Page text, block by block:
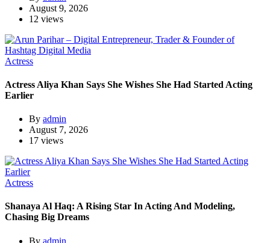
August 9, 2026
12 views
Actress
Actress Aliya Khan Says She Wishes She Had Started Acting
Earlier
By admin
August 7, 2026
17 views
Actress
Shanaya Al Haq: A Rising Star In Acting And Modeling,
Chasing Big Dreams
By admin